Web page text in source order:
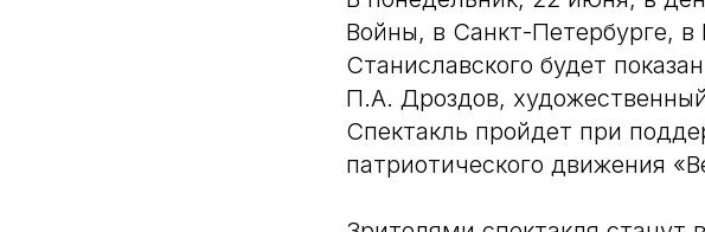
Войны, в Санкт-Петербурге,
Станиславского будет
П.А. Дроздов,
Спектакль пройдет при
патриотического движения